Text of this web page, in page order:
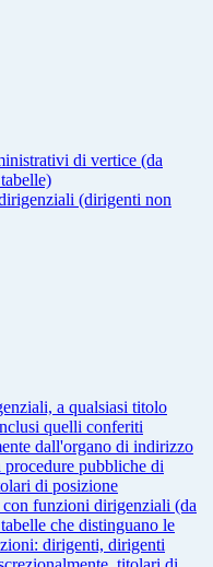
di vertice (da
(dirigenti non
a qualsiasi titolo
quelli conferiti
dall'organo di indirizzo
procedure pubbliche di
di posizione
funzioni dirigenziali (da
che distinguano le
dirigenti, dirigenti